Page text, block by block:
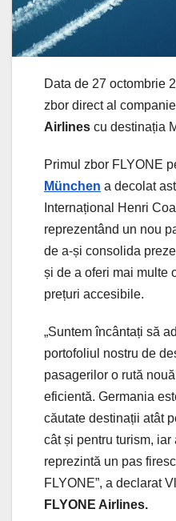
Data de 27 octombrie
zbor direct al
Airlines cu destinația
Primul zbor FLYONE
München a decolat
Internațional Henri
reprezentând un nou
de a-și consolida
și de a oferi mai multe
prețuri accesibile.
„Suntem încântați să
portofoliul nostru de
pasagerilor o rută
eficientă. Germania
căutate destinații atât
cât și pentru turism,
reprezintă un pas
FLYONE”, a declarat
FLYONE Airlines.